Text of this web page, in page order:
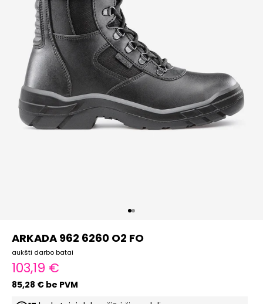
Eiti į elementą 1
Eiti į elementą 2
ARKADA 962 6260 O2 FO
aukšti darbo batai
Pardavimo kaina
103,19 €
85,28 € be PVM